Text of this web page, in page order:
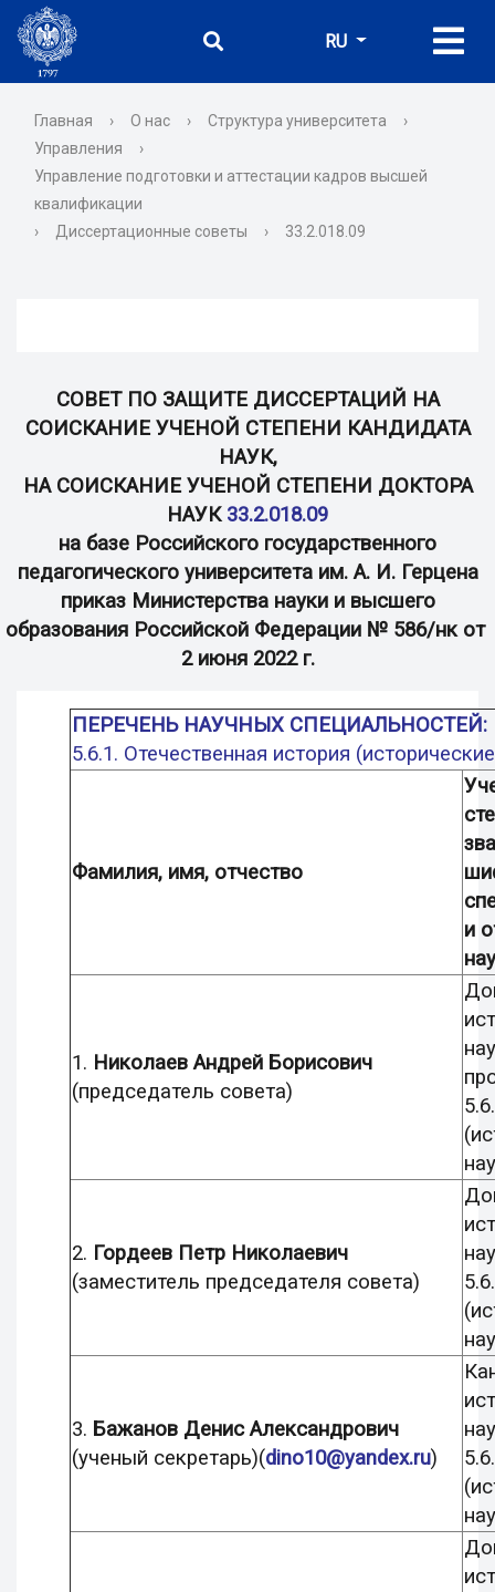
RU
Главная › О нас › Структура университета
›
Управления
›
Управление подготовки и аттестации кадров высшей
квалификации
›
Диссертационные советы › 33.2.018.09
СОВЕТ ПО ЗАЩИТЕ ДИССЕРТАЦИЙ НА
СОИСКАНИЕ УЧЕНОЙ СТЕПЕНИ КАНДИДАТА
НАУК,
НА СОИСКАНИЕ УЧЕНОЙ СТЕПЕНИ ДОКТОРА
НАУК 33.2.018.09
на базе Российского государственного
педагогического университета им. А. И. Герцена
приказ Министерства науки и высшего
образования Российской Федерации № 586/нк от
2 июня 2022 г.
ПЕРЕЧЕНЬ НАУЧНЫХ СПЕЦИАЛЬНОСТЕЙ:
5.6.1. Отечественная история
Фамилия, имя, отчество
и
1. Николаев Андрей Борисович
(председатель совета)
2. Гордеев Петр Николаевич
(заместитель председателя совета)
3. Бажанов Денис Александрович
(ученый секретарь)(dino10@yandex.ru)